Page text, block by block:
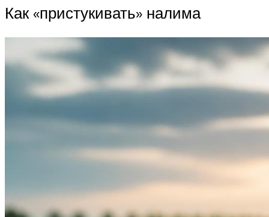
Как «пристукивать» налима